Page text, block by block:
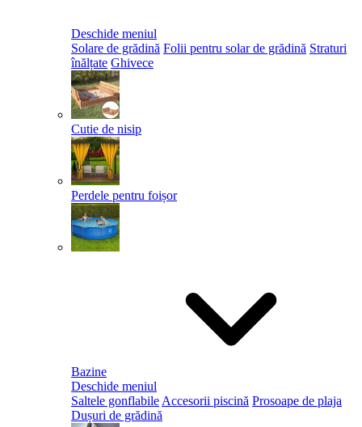
Deschide meniul
Solare de grădină Folii pentru solar de grădină Straturi
înălțate Ghivece
Cutie de nisip
Perdele pentru foișor
Bazine
Deschide meniul
Saltele gonflabile Accesorii piscină Prosoape de plaja
Dușuri de grădină